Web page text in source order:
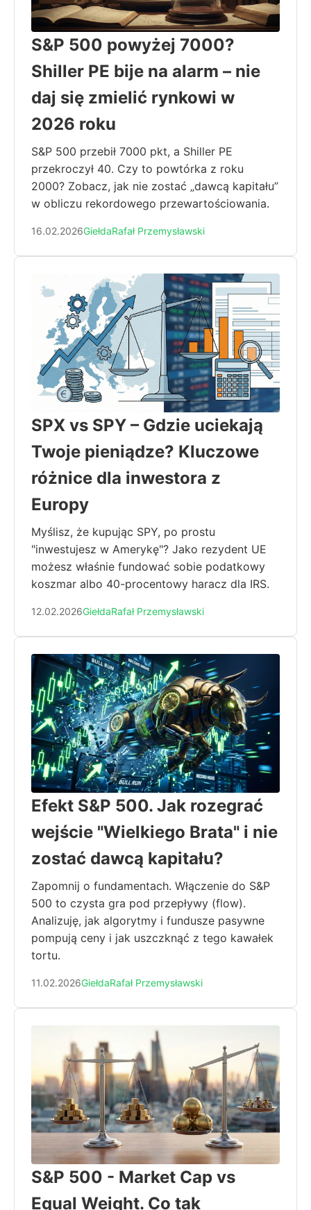
S&P 500 powyżej 7000?
Shiller PE bije na alarm – nie
daj się zmielić rynkowi w
2026 roku
S&P 500 przebił 7000 pkt, a Shiller PE
przekroczył 40. Czy to powtórka z roku
2000? Zobacz, jak nie zostać „dawcą kapitału”
w obliczu rekordowego przewartościowania.
16.02.2026GiełdaRafał Przemysławski
SPX vs SPY – Gdzie uciekają
Twoje pieniądze? Kluczowe
różnice dla inwestora z
Europy
Myślisz, że kupując SPY, po prostu
"inwestujesz w Amerykę"? Jako rezydent UE
możesz właśnie fundować sobie podatkowy
koszmar albo 40-procentowy haracz dla IRS.
12.02.2026GiełdaRafał Przemysławski
Efekt S&P 500. Jak rozegrać
wejście "Wielkiego Brata" i nie
zostać dawcą kapitału?
Zapomnij o fundamentach. Włączenie do S&P
500 to czysta gra pod przepływy (flow).
Analizuję, jak algorytmy i fundusze pasywne
pompują ceny i jak uszczknąć z tego kawałek
tortu.
11.02.2026GiełdaRafał Przemysławski
S&P 500 - Market Cap vs
Equal Weight. Co tak